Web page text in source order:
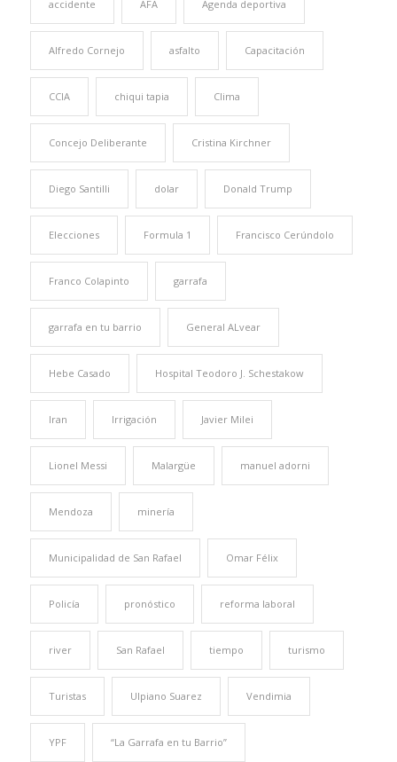
accidente AFA Agenda deportiva
Alfredo Cornejo asfalto Capacitación
CCIA chiqui tapia Clima
Concejo Deliberante Cristina Kirchner
Diego Santilli dolar Donald Trump
Elecciones Formula 1 Francisco Cerúndolo
Franco Colapinto garrafa
garrafa en tu barrio General ALvear
Hebe Casado Hospital Teodoro J. Schestakow
Iran Irrigación Javier Milei
Lionel Messi Malargüe manuel adorni
Mendoza minería
Municipalidad de San Rafael Omar Félix
Policía pronóstico reforma laboral
river San Rafael tiempo turismo
Turistas Ulpiano Suarez Vendimia
YPF “La Garrafa en tu Barrio”